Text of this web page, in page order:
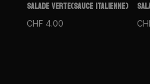
SALADE VERTE(SAUCE ITALIENNE)
CHF 4.00